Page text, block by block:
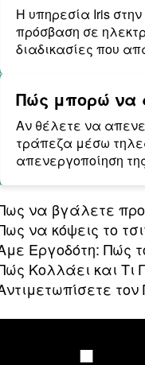
Η υπηρεσία Iris
πρόσβαση σε
διαδικασίες που
Πώς μπορώ να
Αν θέλετε να
τράπεζα μέσω
απενεργοποίηση
να βγάλετε
να κόψεις το
Εργοδότη: Πώς
Κολλάει και Τι
τον